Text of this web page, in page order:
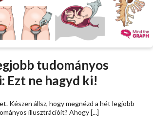
tudományos
Ezt ne hagyd ki!
Készen állsz, hogy megnézd a hét legjobb
illusztrációit? Ahogy [...]